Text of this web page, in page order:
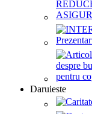
Daruieste